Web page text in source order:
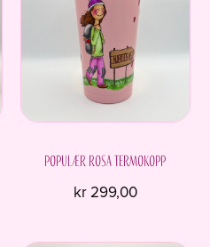
Populær rosa termokopp
kr299,00